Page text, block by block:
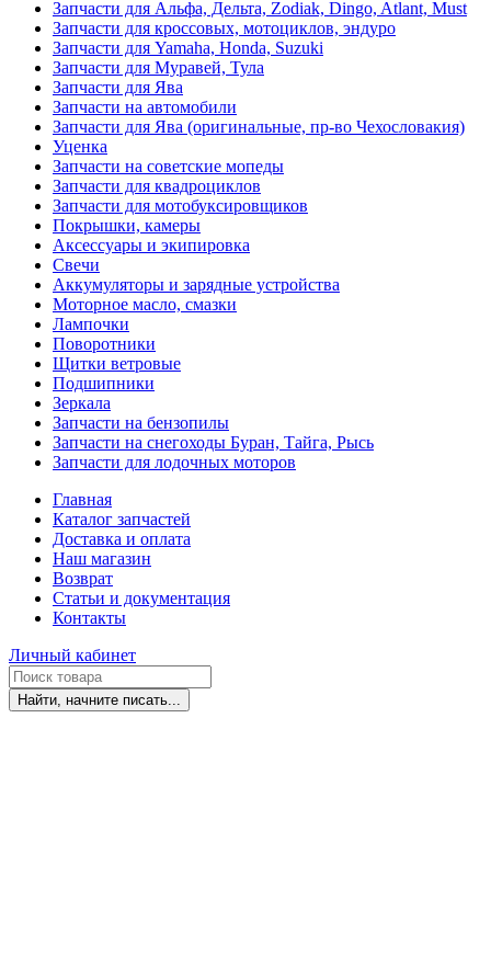
Запчасти для Альфа, Дельта, Zodiak, Dingo, Atlant, Must
Запчасти для кроссовых, мотоциклов, эндуро
Запчасти для Yamaha, Honda, Suzuki
Запчасти для Муравей, Тула
Запчасти для Ява
Запчасти на автомобили
Запчасти для Ява (оригинальные, пр-во Чехословакия)
Уценка
Запчасти на советские мопеды
Запчасти для квадроциклов
Запчасти для мотобуксировщиков
Покрышки, камеры
Аксессуары и экипировка
Свечи
Аккумуляторы и зарядные устройства
Моторное масло, смазки
Лампочки
Поворотники
Щитки ветровые
Подшипники
Зеркала
Запчасти на бензопилы
Запчасти на снегоходы Буран, Тайга, Рысь
Запчасти для лодочных моторов
Главная
Каталог запчастей
Доставка и оплата
Наш магазин
Возврат
Статьи и документация
Контакты
Личный кабинет
Найти, начните писать...